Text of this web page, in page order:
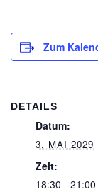
Zum
DETAILS
Datum:
3. MAI 2029
Zeit:
18:30 - 21:00